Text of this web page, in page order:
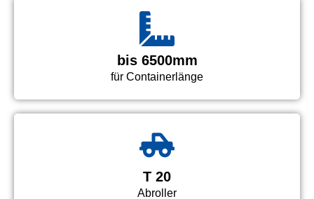
bis 6500mm
für Containerlänge
T 20
Abroller